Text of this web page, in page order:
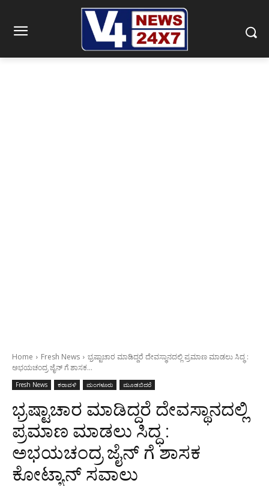
Home Fresh News
ಭ್ರಷ್ಟಾಚಾರ ಮಾಡಿದ್ದರೆ ದೇವಸ್ಥಾನದಲ್ಲಿ ಪ್ರಮಾಣ ಮಾಡಲು ಸಿದ್ಧ :
ಅಭಯಚಂದ್ರ ಜೈನ್ ಗೆ ಶಾಸಕ...
Fresh News ಕರಾವಳಿ ಮಂಗಳೂರು ಮೂಡಬಿದರೆ
ಭ್ರಷ್ಟಾಚಾರ ಮಾಡಿದ್ದರೆ ದೇವಸ್ಥಾನದಲ್ಲಿ
ಪ್ರಮಾಣ ಮಾಡಲು ಸಿದ್ಧ :
ಅಭಯಚಂದ್ರ ಜೈನ್ ಗೆ ಶಾಸಕ
ಕೋಟ್ಯಾನ್ ಸವಾಲು